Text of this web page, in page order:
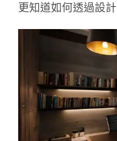
更知道如何透過設